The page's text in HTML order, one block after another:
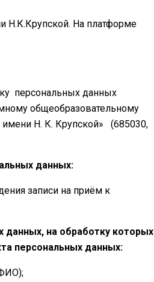
На платформе
персональных данных
общеобразовательному
Н. К. Крупской»
(685030,
данных:
записи на приём к
данных, на обработку которых
персональных данных: